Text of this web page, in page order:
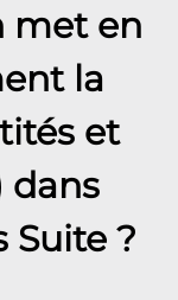
met en
la
et
dans
Suite?